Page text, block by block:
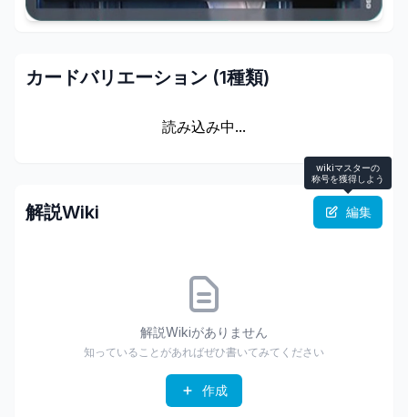
カードバリエーション (1種類)
読み込み中...
解説Wiki
wikiマスターの
称号を獲得しよう
編集
解説Wikiがありません
知っていることがあればぜひ書いてみてください
作成